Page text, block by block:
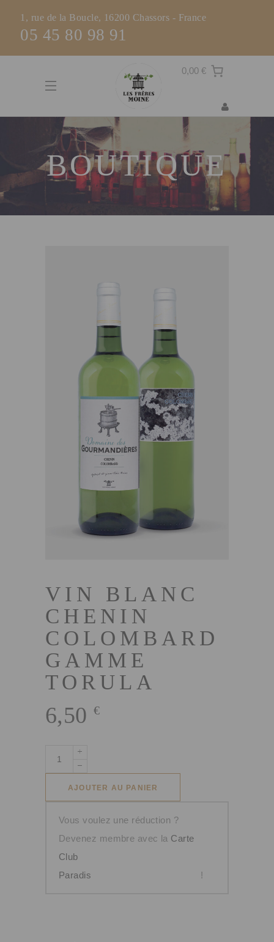
1, rue de la Boucle, 16200 Chassors - France
05 45 80 98 91
0,00 €
BOUTIQUE
VIN BLANC
CHENIN
COLOMBARD
GAMME
TORULA
6,50€
quantité
Blanc
Chenin
Colombard
Gamme
AJOUTER AU PANIER
Vous voulez une réduction ?
Devenez membre avec la Carte
Club
Paradis
!